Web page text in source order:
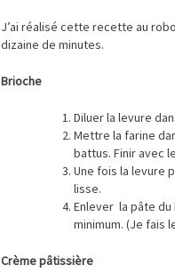
J’ai réalisé cette recette au
dizaine de minutes.
Brioche
Diluer la levure
Mettre la farine
battus. Finir avec
Une fois la levure
lisse.
Enlever la pâte
minimum. (Je fais
Crème pâtissière